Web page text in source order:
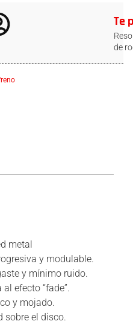
Te
de
metal
y modulable.
y mínimo ruido.
efecto “fade”.
y mojado.
sobre el disco.